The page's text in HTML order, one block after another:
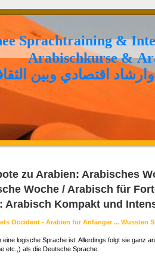
Sprachtraining &
Arabischkurse &
اقتصادي وبين
zu Arabien: Arabisches
Woche / Arabisch für
Arabisch Kompakt und
Occident - Arabien für Anfänger ... Wussten
eine logische Sprache ist. Allerdings folgt sie ganz
etc.,) als die Deutsche Sprache.